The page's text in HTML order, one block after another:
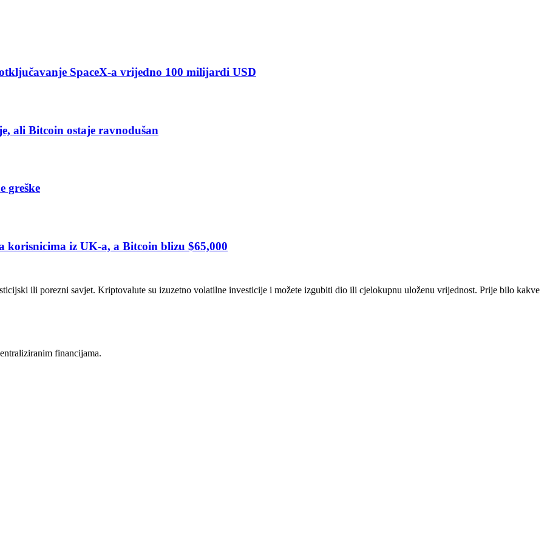
SpaceX-a vrijedno 100 milijardi USD
ali Bitcoin ostaje ravnodušan
greške
korisnicima iz UK-a, a Bitcoin blizu $65,000
ili porezni savjet. Kriptovalute su izuzetno volatilne investicije i možete izgubiti dio ili cjelokupnu uloženu vrijednost. Prije bilo kakve
financijama.